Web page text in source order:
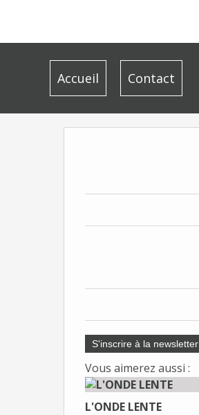
Accueil Contact
S'inscrire à la newsletter
Vous aimerez aussi :
L'ONDE LENTE